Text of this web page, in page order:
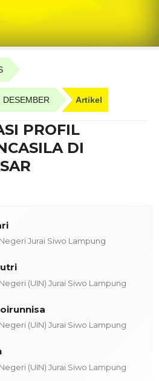
Artikel
PROFIL
DI
Jurai Siwo Lampung
(UIN) Jurai Siwo Lampung
(UIN) Jurai Siwo Lampung
(UIN) Jurai Siwo Lampung